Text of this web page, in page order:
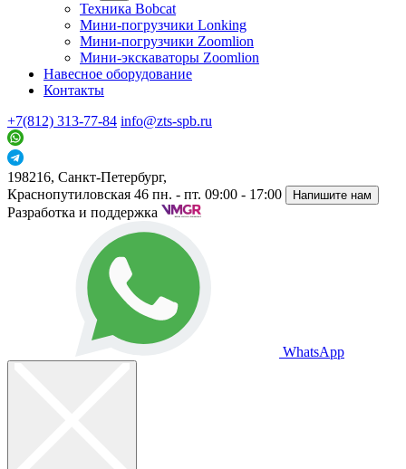
Техника Bobcat
Мини-погрузчики Lonking
Мини-погрузчики Zoomlion
Мини-экскаваторы Zoomlion
Навесное оборудование
Контакты
+7(812) 313-77-84 info@zts-spb.ru
198216, Санкт-Петербург,
Краснопутиловская 46 пн. - пт. 09:00 - 17:00 Напишите нам
Разработка и поддержка
WhatsApp